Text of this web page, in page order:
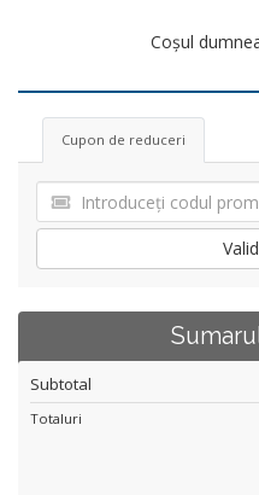
Coșul
Cupon de reduceri
Subtotal
Totaluri